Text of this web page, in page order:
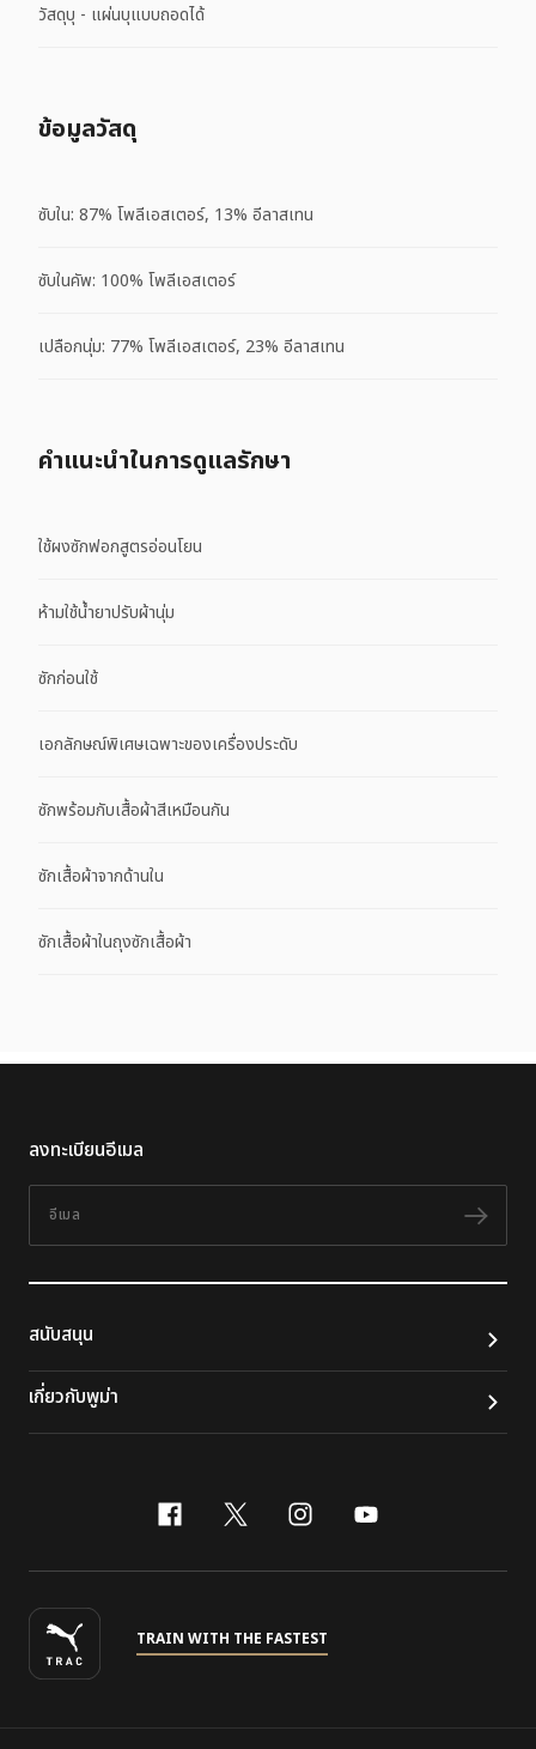
วัสดุบุ - แผ่นบุแบบถอดได้
ข้อมูลวัสดุ
ซับใน: 87% โพลีเอสเตอร์, 13% อีลาสเทน
ซับในคัพ: 100% โพลีเอสเตอร์
เปลือกนุ่ม: 77% โพลีเอสเตอร์, 23% อีลาสเทน
คําแนะนําในการดูแลรักษา
ใช้ผงซักฟอกสูตรอ่อนโยน
ห้ามใช้น้ำยาปรับผ้านุ่ม
ซักก่อนใช้
เอกลักษณ์พิเศษเฉพาะของเครื่องประดับ
ซักพร้อมกับเสื้อผ้าสีเหมือนกัน
ซักเสื้อผ้าจากด้านใน
ซักเสื้อผ้าในถุงซักเสื้อผ้า
ลงทะเบียนอีเมล
ติดต
สนับสนุน
เกี่ยวกับพูม่า
facebook
x-twitter
instagram
youtube
TRAIN WITH THE FASTEST